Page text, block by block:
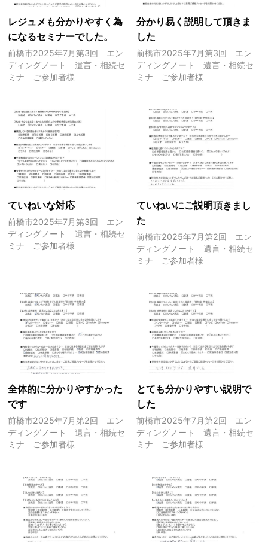
レジュメも分かりやすく為
になるセミナーでした。
前橋市2025年7月第3回 エン
ディングノート 遺言・相続セ
ミナ ご参加者様
分かり易く説明して頂きま
した
前橋市2025年7月第3回 エン
ディングノート 遺言・相続セ
ミナ ご参加者様
ていねいな対応
前橋市2025年7月第3回 エン
ディングノート 遺言・相続セ
ミナ ご参加者様
ていねいにご説明頂きまし
た
前橋市2025年7月第2回 エン
ディングノート 遺言・相続セ
ミナ ご参加者様
全体的に分かりやすかった
です
前橋市2025年7月第2回 エン
ディングノート 遺言・相続セ
ミナ ご参加者様
とても分かりやすい説明で
した
前橋市2025年7月第2回 エン
ディングノート 遺言・相続セ
ミナ ご参加者様